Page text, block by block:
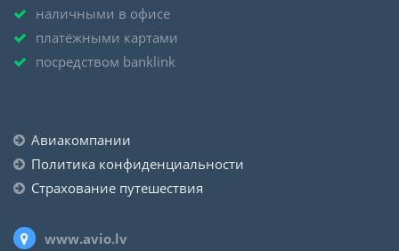
наличными в офисе
платёжными картами
посредством banklink
Авиакомпании
Политика конфиденциальности
Страхование путешествия
www.avio.lv